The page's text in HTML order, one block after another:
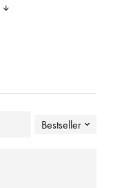
Bestseller